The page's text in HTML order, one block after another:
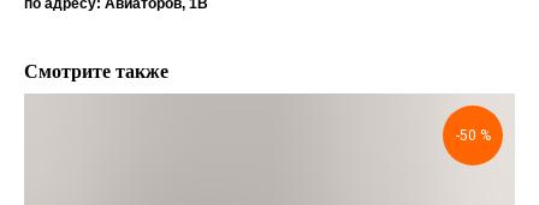
по адресу: Авиаторов, 1В
Смотрите также
-50 %